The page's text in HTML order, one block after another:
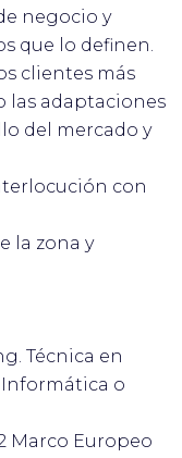
negocio y
que lo definen.
clientes más
las adaptaciones
del mercado y
con
la zona y
Técnica en
o
Marco Europeo